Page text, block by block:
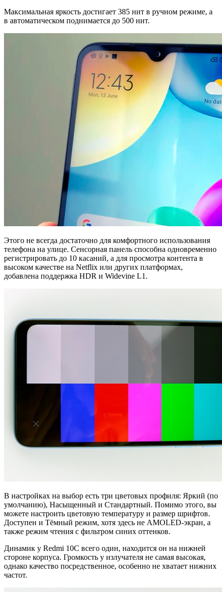
Максимальная яркость достигает 385 нит в ручном режиме, а
в автоматическом поднимается до 500 нит.
Этого не всегда достаточно для комфортного использования
телефона на улице. Сенсорная панель способна одновременно
регистрировать до 10 касаний, а для просмотра контента в
высоком качестве на Netflix или других платформах,
добавлена поддержка HDR и Widevine L1.
В настройках на выбор есть три цветовых профиля: Яркий (по
умолчанию), Насыщенный и Стандартный. Помимо этого, вы
можете настроить цветовую температуру и размер шрифтов.
Доступен и Тёмный режим, хотя здесь не AMOLED-экран, а
также режим чтения с фильтром синих оттенков.
Динамик у Redmi 10C всего один, находится он на нижней
стороне корпуса. Громкость у излучателя не самая высокая,
однако качество посредственное, особенно не хватает нижних
частот.